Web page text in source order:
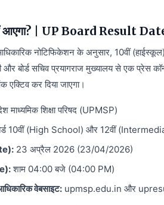
आएगा? | UP Board Result
नोटिफिकेशन के अनुसार, 10वीं
और बोर्ड सचिव प्रयागराज मुख्यालय से एक प्रेस
एक्टिव कर दिया जाएगा।
माध्यमिक शिक्षा परिषद (UPMSP)
10वीं (High School) और 12वीं
23 अप्रैल 2026 (23/04/2026)
शाम 04:00 बजे (04:00 PM)
वेबसाइट: upmsp.edu.in और